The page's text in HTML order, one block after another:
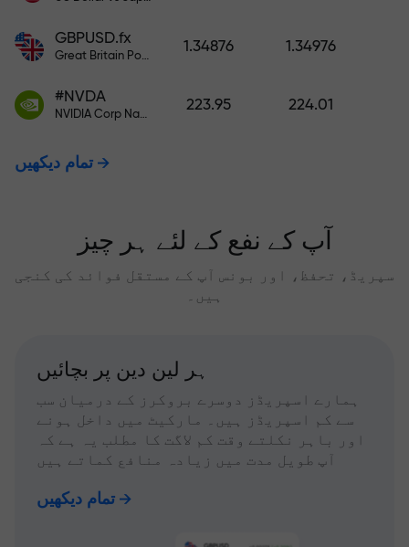
GBPUSD.fx
Great Britain Pound vs US Dollar
1.34876 1.34976
#NVDA
NVIDIA Corp Nasdaq Stock Exchange (Nasdaq) USD
223.95 224.01
تمام دیکھیں
آپ کے نفع کے لئے ہر چیز
سپریڈ، تحفظ، اور بونس آپ کے مستقل فوائد کی کنجی
ہیں۔
ہر لین دین پر بچائیں
ہمارے اسپریڈز دوسرے بروکرز کے درمیان سب
سے کم اسپریڈز ہیں۔ مارکیٹ میں داخل ہونے
اور باہر نکلتے وقت کم لاگت کا مطلب یہ ہے کہ
آپ طویل مدت میں زیادہ منافع کماتے ہیں
تمام دیکھیں